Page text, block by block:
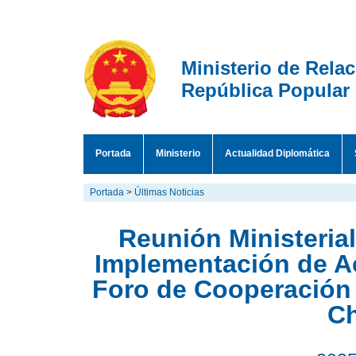
Ministerio de
República Popular
Portada Ministerio Actualidad Diplomática
Portada > Últimas Noticias
Reunión
Implementación de
Foro de